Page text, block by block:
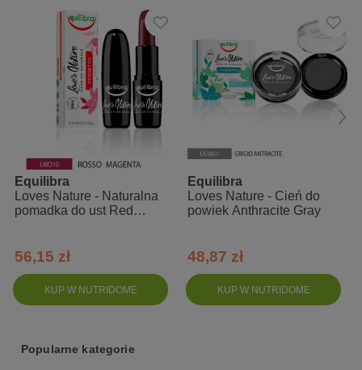
Działanie:
dają trwały i intensywny kolor
zapewniają długotrwały efekt
doskonale współpracują ze skórą
nawilżają, zmiękczają
Zalety:
99% składników pochodzenia naturalnego
doskonała przyczepność i trwałość: bez kruszenia,
osypywania, rolowania czy tworzenia grudek
testowany na wrażliwej skórze, na zawartość niklu
mocno napigmentowany
KUP W NUTRIDOME
Equilibra
Loves Nature - Naturalna
pomadka do ust Red
56,15 zł
KUP W NUTRIDOME
Equilibra
Loves Nature - Cień do
powiek Anthracite Gray
48,87 zł
Popularne kategorie